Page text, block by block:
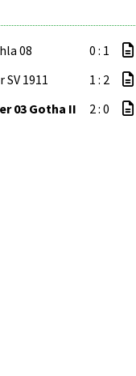
08 0 : 1
SV 1911 1 : 2
03 Gotha II 2 : 0